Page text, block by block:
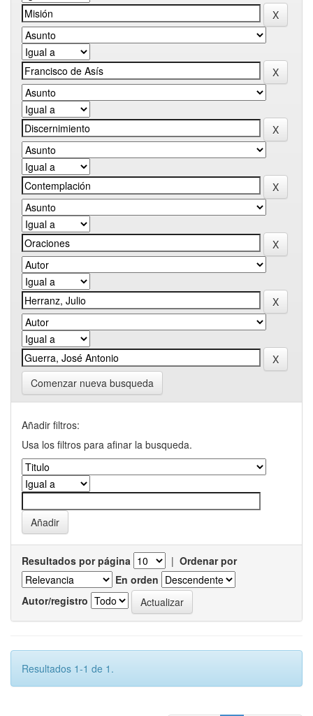
Comenzar nueva busqueda
Añadir filtros:
Usa los filtros para afinar la busqueda.
Resultados por página | Ordenar por
En orden
Autor/registro
Resultados 1-1 de 1.